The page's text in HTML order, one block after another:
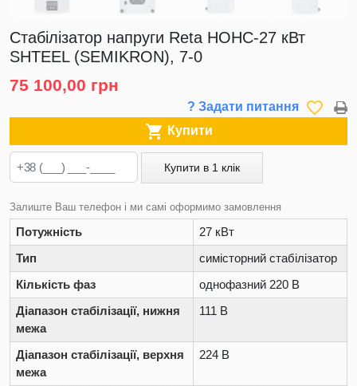
Стабілізатор напруги Reta НОНС-27 кВт
SHTEEL (SEMIKRON), 7-0
75 100,00 грн
? Задати питання favorite_border
 Купити
Купити в 1 клік
Залиште Ваш телефон і ми самі оформимо замовлення
Потужність
27 кВт
Тип
симісторний стабілізатор
Кількість фаз
однофазний 220 В
Діапазон стабілізації, нижня
межа
111 В
Діапазон стабілізації, верхня
межа
224 В